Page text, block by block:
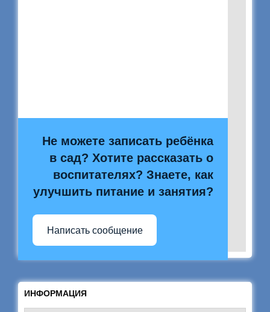
Не можете записать ребёнка
в сад? Хотите рассказать о
воспитателях? Знаете, как
улучшить питание и занятия?
Написать сообщение
ИНФОРМАЦИЯ